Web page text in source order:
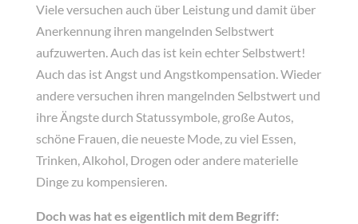
Viele versuchen auch über Leistung und damit über
Anerkennung ihren mangelnden Selbstwert
aufzuwerten. Auch das ist kein echter Selbstwert!
Auch das ist Angst und Angstkompensation. Wieder
andere versuchen ihren mangelnden Selbstwert und
ihre Ängste durch Statussymbole, große Autos,
schöne Frauen, die neueste Mode, zu viel Essen,
Trinken, Alkohol, Drogen oder andere materielle
Dinge zu kompensieren.
Doch was hat es eigentlich mit dem Begriff: